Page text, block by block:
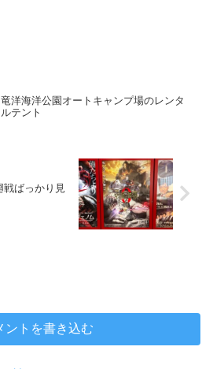
竜洋海洋公園オートキャンプ場のレンタ
ルテント
ばっかり見
ントを書き込む